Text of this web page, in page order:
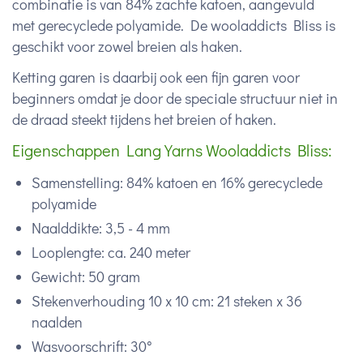
combinatie is van 84% zachte katoen, aangevuld
met gerecyclede polyamide. De wooladdicts Bliss is
geschikt voor zowel breien als haken.
Ketting garen is daarbij ook een fijn garen voor
beginners omdat je door de speciale structuur niet in
de draad steekt tijdens het breien of haken.
Eigenschappen Lang Yarns Wooladdicts Bliss:
Samenstelling: 84% katoen en 16% gerecyclede
polyamide
Naalddikte: 3,5 - 4 mm
Looplengte: ca. 240 meter
Gewicht: 50 gram
Stekenverhouding 10 x 10 cm: 21 steken x 36
naalden
Wasvoorschrift: 30°